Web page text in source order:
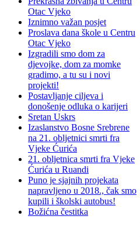
Otac Vjeko
Iznimno važan posjet
Proslava dana škole u Centru
Otac Vjeko
Izgradili smo dom za
djevojke, dom za momke
gradimo, a tu su i novi
projekti!
Postavljanje ciljeva i
donošenje odluka o karijeri
Sretan Uskrs
Izaslanstvo Bosne Srebrene
na 21. obljetnici smrti fra
Vjeke Ćurića
21. obljetnica smrti fra Vjeke
Ćurića u Ruandi
Puno je sjajnih projekata
napravljeno u 2018., čak smo
kupili i školski autobus!
Božićna čestitka